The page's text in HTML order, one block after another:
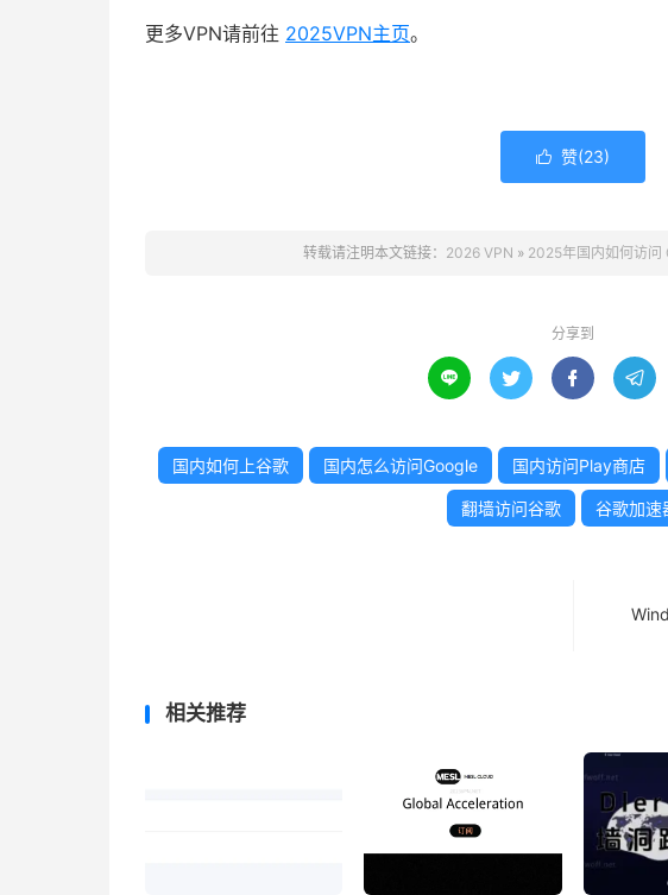
更多VPN请前往 2025VPN主页。
 赞(23)
转载请注明本文链接： 2026 VPN » 2025年国内如何访问
分享到
   
国内如何上谷歌 国内怎么访问Google 国内访问Play商店
翻墙访问谷歌 谷歌加速
相关推荐